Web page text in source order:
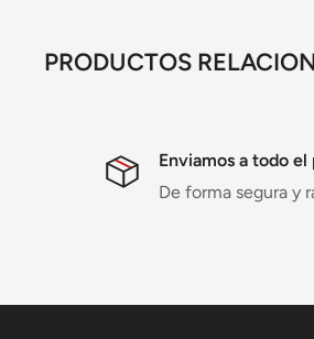
PRODUCTOS
Enviamos a todo el
De forma segura y